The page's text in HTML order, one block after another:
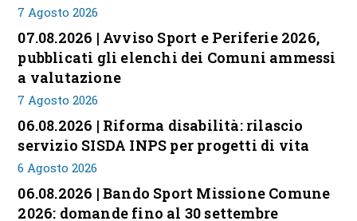
7 Agosto 2026
07.08.2026 | Avviso Sport e Periferie 2026,
pubblicati gli elenchi dei Comuni ammessi
a valutazione
7 Agosto 2026
06.08.2026 | Riforma disabilità: rilascio
servizio SISDA INPS per progetti di vita
6 Agosto 2026
06.08.2026 | Bando Sport Missione Comune
2026: domande fino al 30 settembre